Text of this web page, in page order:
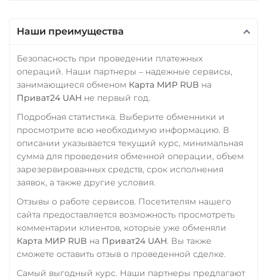
Uniswap (UNI)
USD Coin (USDC)
ERC20 BEP20
TRC20
AVAX
SOL
Polygon
BASE
NEAR
XLM
SUI
SONIC
VeChain (VET)
Verge (XVG)
WAVES
Wrapped Bitcoin (WBTC)
ERC20
ERC20
USD Coin (USDC)
AVAX
SOL
Polygon
CRONOS
ARB
OP
BASE
RONIN NEAR
Utopia USD (UUSD)
WAVES
Wrapped Bitcoin (WBTC)
Сбербанк
RUB
Тинькофф
RUB
УкрСиббанк UAH
Центр Кредит KZT
Элкарт KGS
Наши преимущества
Безопасность при проведении платежных
операций. Наши партнеры – надежные сервисы,
занимающиеся обменом Карта МИР RUB на
Приват24 UAH не первый год.
Подробная статистика. Выберите обменники и
просмотрите всю необходимую информацию. В
описании указывается текущий курс, минимальная
сумма для проведения обменной операции, объем
зарезервированных средств, срок исполнения
заявок, а также другие условия.
Отзывы о работе сервисов. Посетителям нашего
сайта предоставляется возможность просмотреть
комментарии клиентов, которые уже обменяли
Карта МИР RUB на Приват24 UAH. Вы также
сможете оставить отзыв о проведенной сделке.
Самый выгодный курс. Наши партнеры предлагают